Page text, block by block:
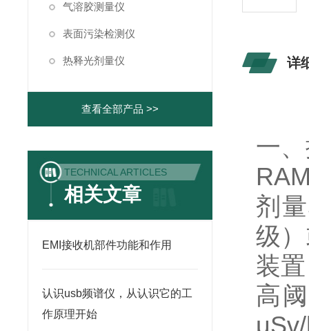
气溶胶测量仪
表面污染检测仪
热释光剂量仪
查看全部产品 >>
TECHNICAL ARTICLES
相关文章
EMI接收机部件功能和作用
认识usb频谱仪，从认识它的工
作原理开始
详
一
剂
级
装
高